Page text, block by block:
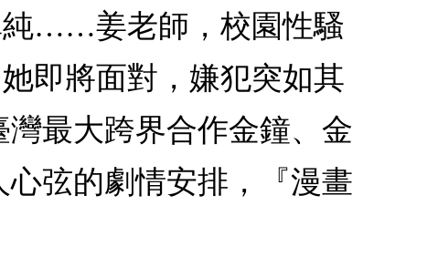
純……姜老師，校園性騷
即將面對，嫌犯突如其
最大跨界合作金鐘、金
弦的劇情安排，『漫畫